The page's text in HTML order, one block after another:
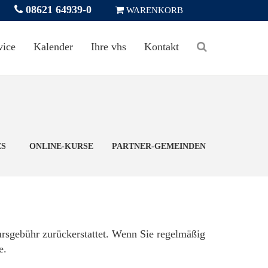
08621 64939-0 WARENKORB
Kalender Ihre vhs Kontakt
ONLINE-KURSE PARTNER-GEMEINDEN
zurückerstattet. Wenn Sie regelmäßig